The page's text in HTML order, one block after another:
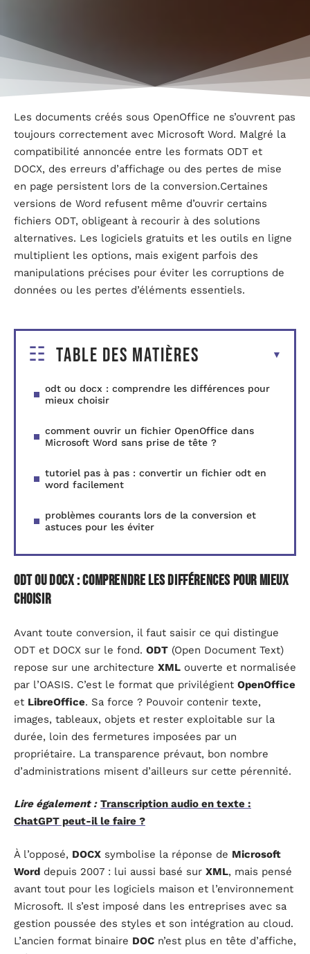
Les documents créés sous OpenOffice ne s’ouvrent pas
toujours correctement avec Microsoft Word. Malgré la
compatibilité annoncée entre les formats ODT et
DOCX, des erreurs d’affichage ou des pertes de mise
en page persistent lors de la conversion.Certaines
versions de Word refusent même d’ouvrir certains
fichiers ODT, obligeant à recourir à des solutions
alternatives. Les logiciels gratuits et les outils en ligne
multiplient les options, mais exigent parfois des
manipulations précises pour éviter les corruptions de
données ou les pertes d’éléments essentiels.
Table des matières
odt ou docx : comprendre les différences pour
mieux choisir
comment ouvrir un fichier OpenOffice dans
Microsoft Word sans prise de tête ?
tutoriel pas à pas : convertir un fichier odt en
word facilement
problèmes courants lors de la conversion et
astuces pour les éviter
odt ou docx : comprendre les différences pour mieux
choisir
Avant toute conversion, il faut saisir ce qui distingue
ODT et DOCX sur le fond. ODT (Open Document Text)
repose sur une architecture XML ouverte et normalisée
par l’OASIS. C’est le format que privilégient OpenOffice
et LibreOffice. Sa force ? Pouvoir contenir texte,
images, tableaux, objets et rester exploitable sur la
durée, loin des fermetures imposées par un
propriétaire. La transparence prévaut, bon nombre
d’administrations misent d’ailleurs sur cette pérennité.
Lire également : Transcription audio en texte :
ChatGPT peut-il le faire ?
À l’opposé, DOCX symbolise la réponse de Microsoft
Word depuis 2007 : lui aussi basé sur XML, mais pensé
avant tout pour les logiciels maison et l’environnement
Microsoft. Il s’est imposé dans les entreprises avec sa
gestion poussée des styles et son intégration au cloud.
L’ancien format binaire DOC n’est plus en tête d’affiche,